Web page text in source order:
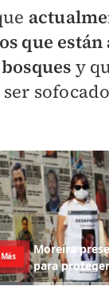
que están
y